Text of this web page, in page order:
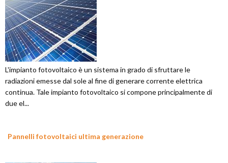
L'impianto fotovoltaico è un sistema in grado di sfruttare le
radiazioni emesse dal sole al fine di generare corrente elettrica
continua. Tale impianto fotovoltaico si compone principalmente di
due el...
Pannelli fotovoltaici ultima generazione